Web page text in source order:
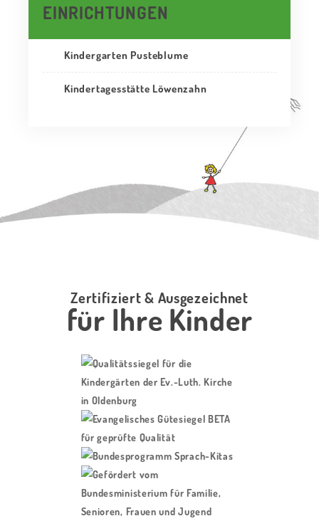
EINRICHTUNGEN
Kindergarten Pusteblume
Kindertagesstätte Löwenzahn
Zertifiziert & Ausgezeichnet
für Ihre Kinder